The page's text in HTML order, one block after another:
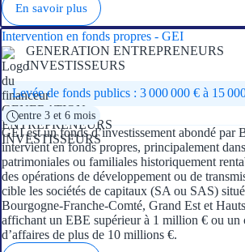
En savoir plus
Intervention en fonds propres - GEI
GENERATION ENTREPRENEURS
INVESTISSEURS
Levée de fonds publics : 3 000 000 € à 15
entre 3 et 6 mois
GEI est un fonds d’investissement abondé par
intervient en fonds propres, principalement
patrimoniales ou familiales historiquement
des opérations de développement ou de
cible les sociétés de capitaux (SA ou SAS)
Bourgogne-Franche-Comté, Grand Est et
affichant un EBE supérieur à 1 million € ou un
d’affaires de plus de 10 millions €.